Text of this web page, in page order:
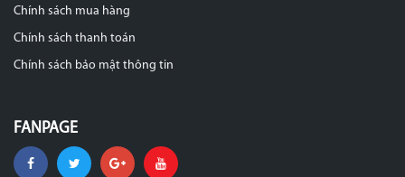
Chính sách mua hàng
Chính sách thanh toán
Chính sách bảo mật thông tin
FANPAGE